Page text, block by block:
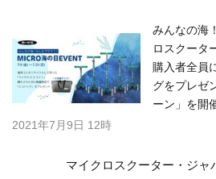
みんなの海
ロスクータ
購入者全員
グをプレゼ
ーン」を開
2021年7月9日 12時
マイクロスクーター・ジャ